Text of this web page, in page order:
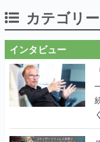
カテゴリ
インタビュー